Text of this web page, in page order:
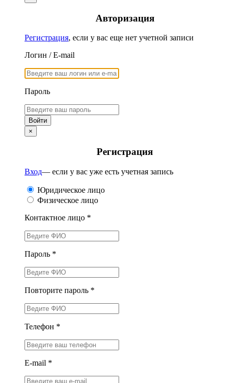
Авторизация
Регистрация, если у вас еще нет учетной записи
Логин / E-mail
Пароль
×
Регистрация
Вход— если у вас уже есть учетная запись
Юридическое лицо
Физическое лицо
Контактное лицо *
Пароль *
Повторите пароль *
Телефон *
E-mail *